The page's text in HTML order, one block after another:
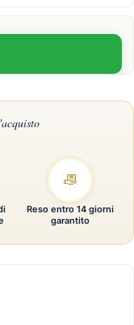
Reso entro 14 giorni
garantito